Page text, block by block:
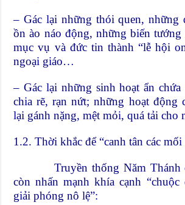
– Gác lại những thói quen, những
ồn ào náo động, những biến tướng
mục vụ và đức tin thành “lễ hội
ngoại giáo…
– Gác lại những sinh hoạt ẩn
chia rẽ, rạn nứt; những hoạt động
lại gánh nặng, mệt mỏi, quá tải
1.2. Thời khắc để “canh tân các
Truyền thống Năm Thánh
còn nhấn mạnh khía cạnh “chuộc
giải phóng nô lệ”: